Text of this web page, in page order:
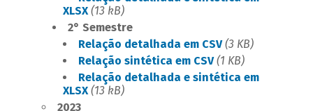
XLSX (13 kB)
2° Semestre
Relação detalhada em CSV (3 KB)
Relação sintética em CSV (1 KB)
Relação detalhada e sintética em
XLSX (13 kB)
​2023